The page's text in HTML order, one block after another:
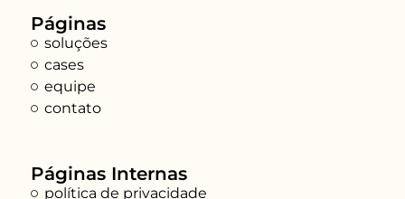
Páginas
soluções
cases
equipe
contato
Páginas Internas
política de privacidade